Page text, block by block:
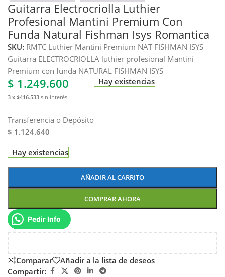
Guitarra Electrocriolla Luthier
Profesional Mantini Premium Con
Funda Natural Fishman Isys Romantica
SKU: RMTC Luthier Mantini Premium NAT FISHMAN ISYS
Guitarra ELECTROCRIOLLA luthier profesional Mantini
Premium con funda NATURAL FISHMAN ISYS
$ 1.249.600
3 x $416.533 sin interés
Transferencia o Depósito
$ 1.124.640
Hay existencias
Hay existencias
AÑADIR AL CARRITO
COMPRAR AHORA
Pedir Info
Comparar
Añadir a la lista de deseos
Compartir: